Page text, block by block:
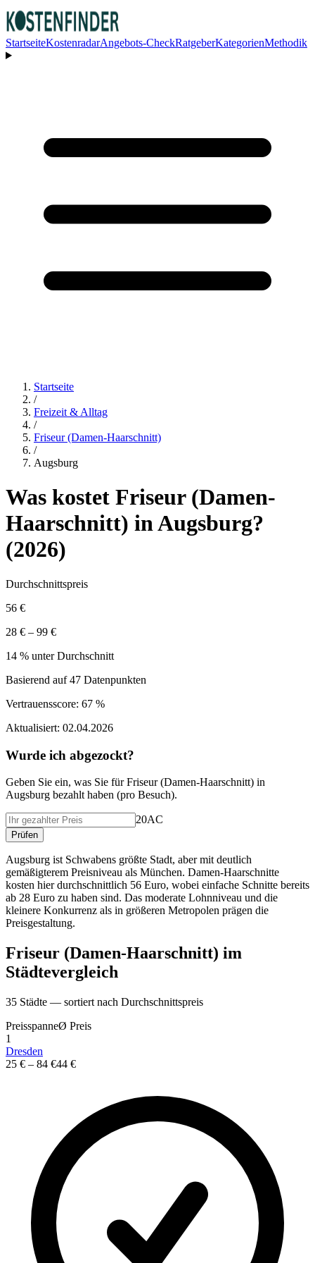
StartseiteKostenradarAngebots-CheckRatgeberKategorienMethodik
Startseite
/
Freizeit & Alltag
/
Friseur (Damen-Haarschnitt)
/
Augsburg
Was kostet Friseur (Damen-
Haarschnitt) inAugsburg?
(2026)
Durchschnittspreis
56 €
28 € – 99 €
14 % unter Durchschnitt
Basierend auf47 Datenpunkten
Vertrauensscore: 67 %
Aktualisiert: 02.04.2026
Wurde ich abgezockt?
Geben Sie ein, was Sie fürFriseur (Damen-Haarschnitt) in
Augsburg bezahlt haben (pro Besuch).
20AC
Prüfen
Augsburg ist Schwabens größte Stadt, aber mit deutlich
gemäßigterem Preisniveau als München. Damen-Haarschnitte
kosten hier durchschnittlich 56 Euro, wobei einfache Schnitte bereits
ab 28 Euro zu haben sind. Das moderate Lohnniveau und die
kleinere Konkurrenz als in größeren Metropolen prägen die
Preisgestaltung.
Friseur (Damen-Haarschnitt) im
Städtevergleich
35 Städte — sortiert nach Durchschnittspreis
PreisspanneØ Preis
1
Dresden
25 € – 84 €44 €